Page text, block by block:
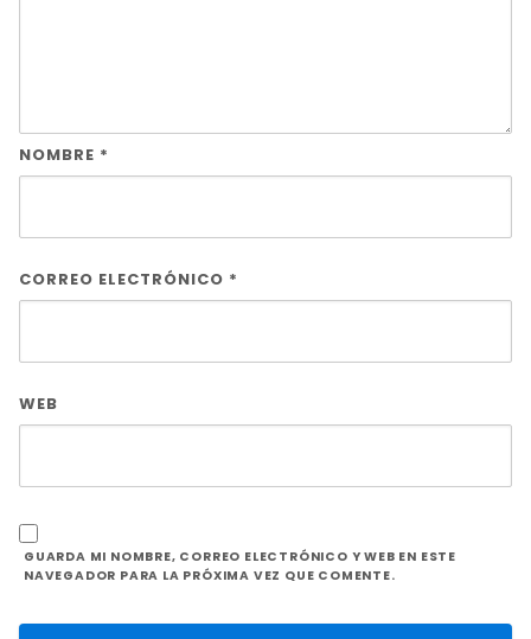
NOMBRE *
CORREO ELECTRÓNICO *
WEB
GUARDA MI NOMBRE, CORREO ELECTRÓNICO Y WEB EN ESTE
NAVEGADOR PARA LA PRÓXIMA VEZ QUE COMENTE.